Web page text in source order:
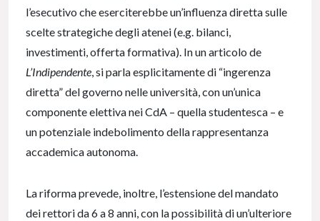
l’esecutivo che eserciterebbe un’influenza diretta sulle
scelte strategiche degli atenei (e.g. bilanci,
investimenti, offerta formativa). In un articolo de
L’Indipendente, si parla esplicitamente di “ingerenza
diretta” del governo nelle università, con un’unica
componente elettiva nei CdA – quella studentesca – e
un potenziale indebolimento della rappresentanza
accademica autonoma.
La riforma prevede, inoltre, l’estensione del mandato
dei rettori da 6 a 8 anni, con la possibilità di un’ulteriore